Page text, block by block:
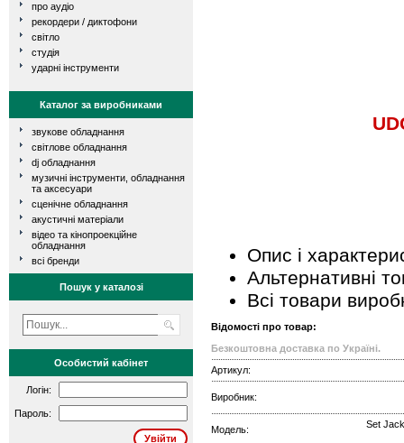
про аудіо
рекордери / диктофони
світло
студія
ударні інструменти
Каталог за виробниками
звукове обладнання
світлове обладнання
dj обладнання
музичні інструменти, обладнання
та аксесуари
сценічне обладнання
акустичні матеріали
відео та кінопроекційне
обладнання
всі бренди
Пошук у каталозі
Особистий кабінет
Логін:
Пароль:
Опис і
Альтернативні
Всі товари
Відомості про товар:
Безкоштовна доставка по Україні.
Артикул:
Виробник:
Модель: Set